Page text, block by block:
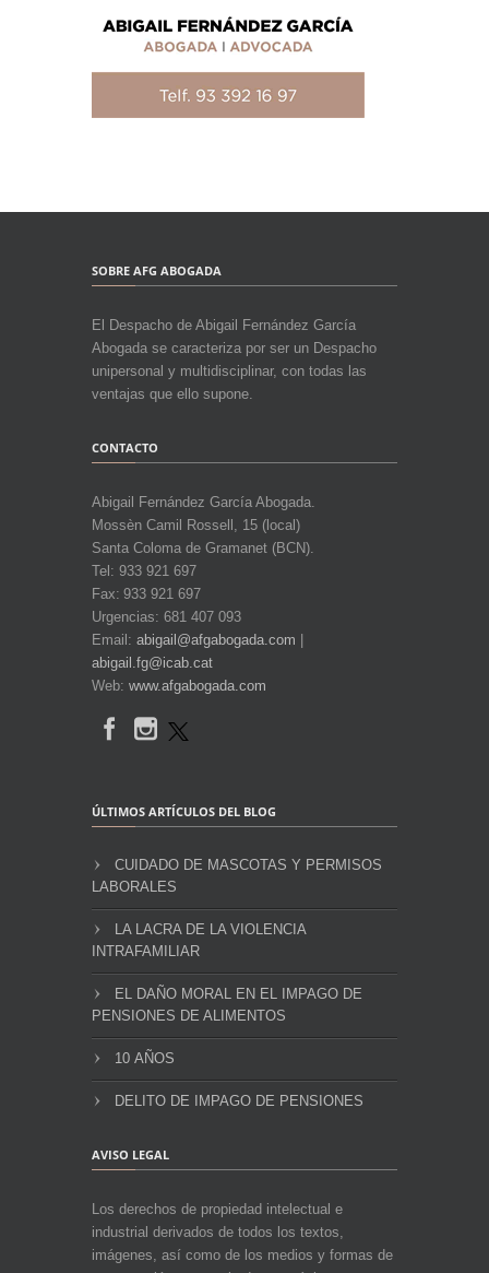
SOBRE AFG ABOGADA
El Despacho de Abigail Fernández García
Abogada se caracteriza por ser un Despacho
unipersonal y multidisciplinar, con todas las
ventajas que ello supone.
CONTACTO
Abigail Fernández García Abogada.
Mossèn Camil Rossell, 15 (local)
Santa Coloma de Gramanet (BCN).
Tel: 933 921 697
Fax: 933 921 697
Urgencias: 681 407 093
Email: abigail@afgabogada.com |
abigail.fg@icab.cat
Web: www.afgabogada.com
ÚLTIMOS ARTÍCULOS DEL BLOG
CUIDADO DE MASCOTAS Y PERMISOS
LABORALES
LA LACRA DE LA VIOLENCIA
INTRAFAMILIAR
EL DAÑO MORAL EN EL IMPAGO DE
PENSIONES DE ALIMENTOS
10 AÑOS
DELITO DE IMPAGO DE PENSIONES
AVISO LEGAL
Los derechos de propiedad intelectual e
industrial derivados de todos los textos,
imágenes, así como de los medios y formas de